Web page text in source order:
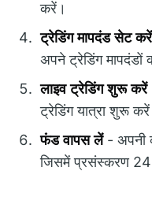
करें।
ट्रेडिंग मापदंड सेट करें
अपने ट्रेडिंग
लाइव ट्रेडिंग शुरू करें
ट्रेडिंग यात्रा शुरू करें
फंड वापस लें- अपनी
जिसमें प्रसंस्करण 24